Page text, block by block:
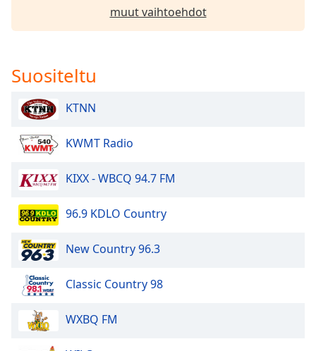
Text
Family
Reset
Done
Close
Dialog
End
dialog
window.
muut vaihtoehdot
Suositeltu
KTNN
KWMT Radio
KIXX - WBCQ 94.7 FM
96.9 KDLO Country
New Country 96.3
Classic Country 98
WXBQ FM